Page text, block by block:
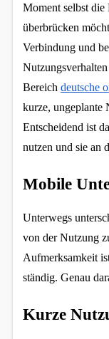
Moment selbst
überbrücken
Verbindung und
Bereich deutsche
kurze, ungeplante
Entscheidend ist
nutzen und sie an
Mobile
Unterwegs
von der Nutzung
Aufmerksamkeit
ständig. Genau
Kurze
Name:
Dieser
Cookie
Um
Social
können,
Medien
YouTube